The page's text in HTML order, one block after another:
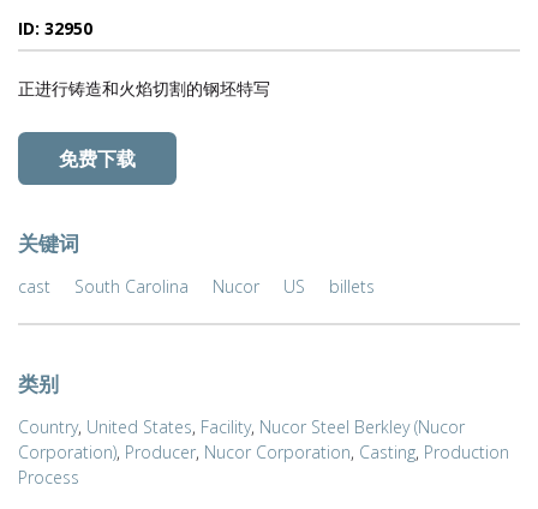
ID: 32950
正进行铸造和火焰切割的钢坯特写
免费下载
关键词
cast South Carolina Nucor US billets
类别
Country, United States, Facility, Nucor Steel Berkley (Nucor
Corporation), Producer, Nucor Corporation, Casting, Production
Process